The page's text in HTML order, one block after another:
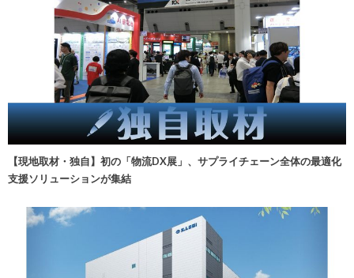
【現地取材・独自】初の「物流DX展」、サプライチェーン全体の最適化
支援ソリューションが集結